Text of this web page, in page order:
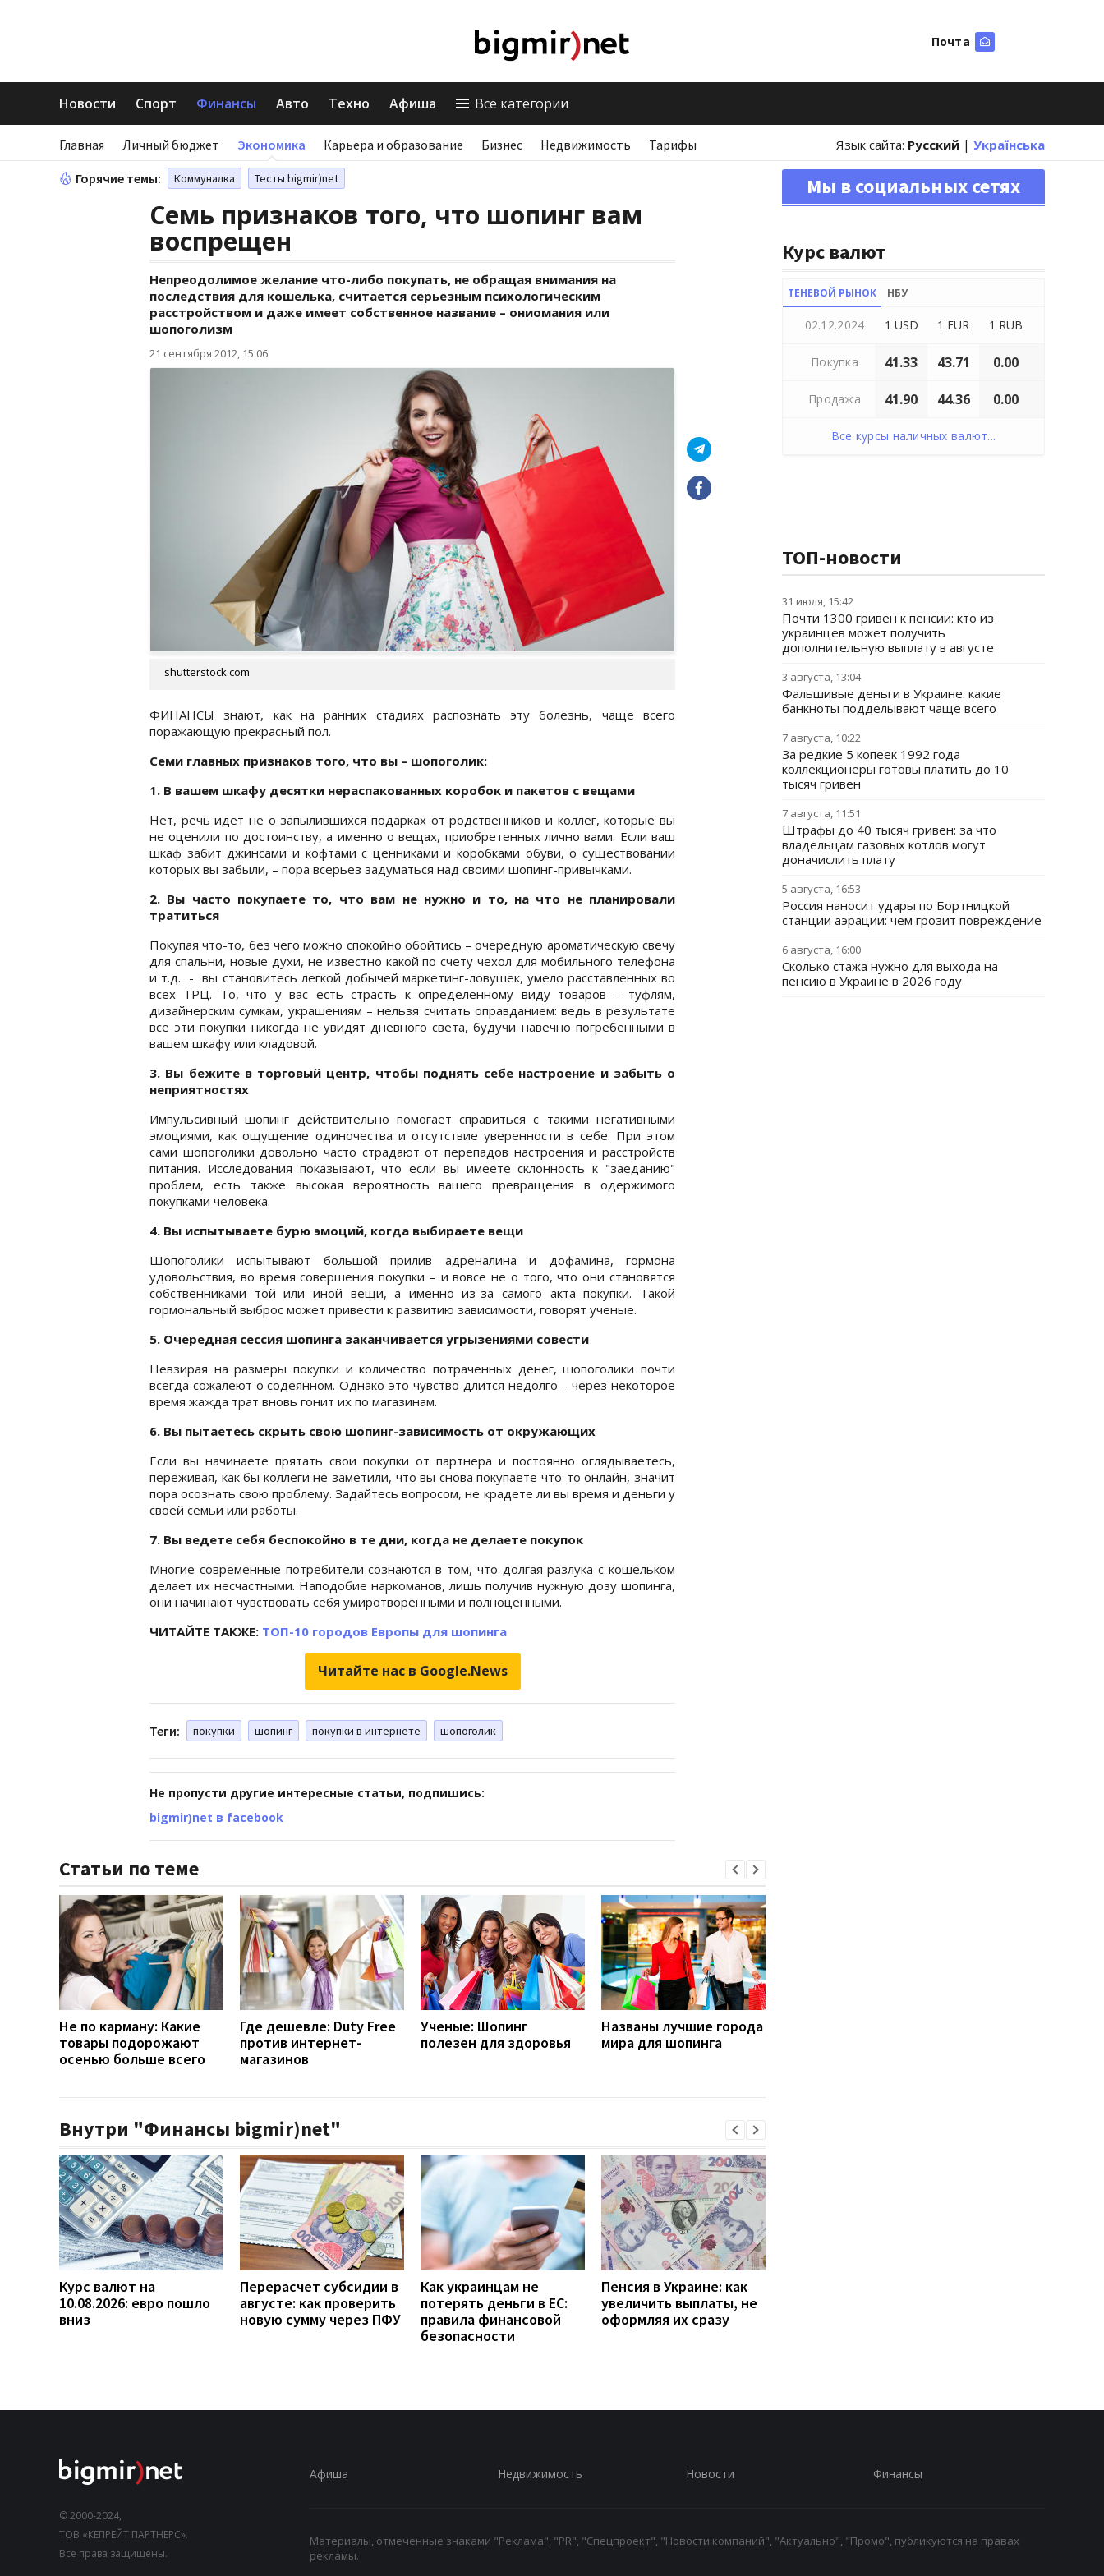
Почта
Новости Спорт Финансы Авто Техно Афиша Все категории
Главная Личный бюджет Экономика Карьера и образование Бизнес Недвижимость Тарифы Язык сайта: Русский | Українська
Горячие темы: Коммуналка Тесты bigmir)net
Семь признаков того, что шопинг вам
воспрещен
Непреодолимое желание что-либо покупать, не обращая внимания на
последствия для кошелька, считается серьезным психологическим
расстройством и даже имеет собственное название – ониомания или
шопоголизм
21 сентября 2012, 15:06
shutterstock.com
ФИНАНСЫ знают, как на ранних стадиях распознать эту болезнь, чаще всего
поражающую прекрасный пол.
Семи главных признаков того, что вы – шопоголик:
1. В вашем шкафу десятки нераспакованных коробок и пакетов с вещами
Нет, речь идет не о запылившихся подарках от родственников и коллег, которые вы
не оценили по достоинству, а именно о вещах, приобретенных лично вами. Если ваш
шкаф забит джинсами и кофтами с ценниками и коробками обуви, о существовании
которых вы забыли, – пора всерьез задуматься над своими шопинг-привычками.
2. Вы часто покупаете то, что вам не нужно и то, на что не планировали
тратиться
Покупая что-то, без чего можно спокойно обойтись – очередную ароматическую свечу
для спальни, новые духи, не известно какой по счету чехол для мобильного телефона
и т.д. - вы становитесь легкой добычей маркетинг-ловушек, умело расставленных во
всех ТРЦ. То, что у вас есть страсть к определенному виду товаров – туфлям,
дизайнерским сумкам, украшениям – нельзя считать оправданием: ведь в результате
все эти покупки никогда не увидят дневного света, будучи навечно погребенными в
вашем шкафу или кладовой.
3. Вы бежите в торговый центр, чтобы поднять себе настроение и забыть о
неприятностях
Импульсивный шопинг действительно помогает справиться с такими негативными
эмоциями, как ощущение одиночества и отсутствие уверенности в себе. При этом
сами шопоголики довольно часто страдают от перепадов настроения и расстройств
питания. Исследования показывают, что если вы имеете склонность к "заеданию"
проблем, есть также высокая вероятность вашего превращения в одержимого
покупками человека.
4. Вы испытываете бурю эмоций, когда выбираете вещи
Шопоголики испытывают большой прилив адреналина и дофамина, гормона
удовольствия, во время совершения покупки – и вовсе не о того, что они становятся
собственниками той или иной вещи, а именно из-за самого акта покупки. Такой
гормональный выброс может привести к развитию зависимости, говорят ученые.
5. Очередная сессия шопинга заканчивается угрызениями совести
Невзирая на размеры покупки и количество потраченных денег, шопоголики почти
всегда сожалеют о содеянном. Однако это чувство длится недолго – через некоторое
время жажда трат вновь гонит их по магазинам.
6. Вы пытаетесь скрыть свою шопинг-зависимость от окружающих
Если вы начинаете прятать свои покупки от партнера и постоянно оглядываетесь,
переживая, как бы коллеги не заметили, что вы снова покупаете что-то онлайн, значит
пора осознать свою проблему. Задайтесь вопросом, не крадете ли вы время и деньги у
своей семьи или работы.
7. Вы ведете себя беспокойно в те дни, когда не делаете покупок
Многие современные потребители сознаются в том, что долгая разлука с кошельком
делает их несчастными. Наподобие наркоманов, лишь получив нужную дозу шопинга,
они начинают чувствовать себя умиротворенными и полноценными.
ЧИТАЙТЕ ТАКЖЕ: ТОП-10 городов Европы для шопинга
Читайте нас в Google.News
Теги: покупки шопинг покупки в интернете шопоголик
Не пропусти другие интересные статьи, подпишись:
bigmir)net в facebook
Статьи по теме
Не по карману: Какие
товары подорожают
осенью больше всего
Где дешевле: Duty Free
против интернет-
магазинов
Ученые: Шопинг
полезен для здоровья
Названы лучшие города
мира для шопинга
Внутри "Финансы bigmir)net"
Курс валют на
10.08.2026: евро пошло
вниз
Перерасчет субсидии в
августе: как проверить
новую сумму через ПФУ
Как украинцам не
потерять деньги в ЕС:
правила финансовой
безопасности
Пенсия в Украине: как
увеличить выплаты, не
оформляя их сразу
Мы в социальных сетях
Курс валют
ТЕНЕВОЙ РЫНОК НБУ
02.12.2024 1 USD 1 EUR 1 RUB
Покупка 41.33 43.71 0.00
Продажа 41.90 44.36 0.00
Все курсы наличных валют...
ТОП-новости
31 июля, 15:42
Почти 1300 гривен к пенсии: кто из
украинцев может получить
дополнительную выплату в августе
3 августа, 13:04
Фальшивые деньги в Украине: какие
банкноты подделывают чаще всего
7 августа, 10:22
За редкие 5 копеек 1992 года
коллекционеры готовы платить до 10
тысяч гривен
7 августа, 11:51
Штрафы до 40 тысяч гривен: за что
владельцам газовых котлов могут
доначислить плату
5 августа, 16:53
Россия наносит удары по Бортницкой
станции аэрации: чем грозит повреждение
6 августа, 16:00
Сколько стажа нужно для выхода на
пенсию в Украине в 2026 году
© 2000-2024,
ТОВ «КЕПРЕЙТ ПАРТНЕРС».
Все права защищены.
Афиша Недвижимость Новости Финансы
Материалы, отмеченные знаками "Реклама", "PR", "Спецпроект", "Новости компаний", "Актуально", "Промо", публикуются на правах
рекламы.